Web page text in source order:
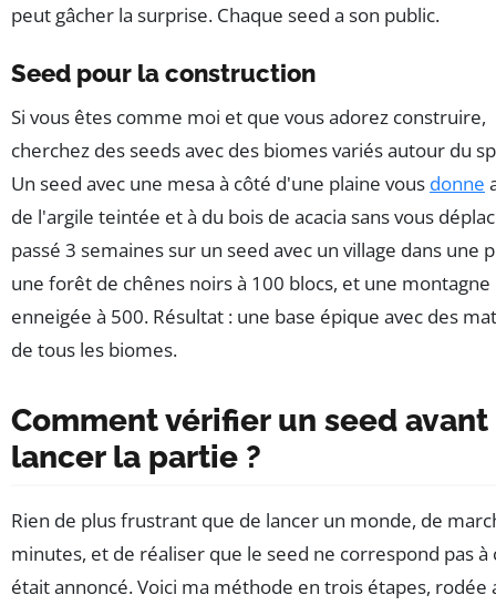
peut gâcher la surprise. Chaque seed a son public.
Seed pour la construction
Si vous êtes comme moi et que vous adorez construire,
cherchez des seeds avec des biomes variés autour du
Un seed avec une mesa à côté d'une plaine vous donne
de l'argile teintée et à du bois de acacia sans vous
passé 3 semaines sur un seed avec un village dans une
une forêt de chênes noirs à 100 blocs, et une montagne
enneigée à 500. Résultat : une base épique avec des
de tous les biomes.
Comment vérifier un seed avant
lancer la partie ?
Rien de plus frustrant que de lancer un monde, de
minutes, et de réaliser que le seed ne correspond pas à
était annoncé. Voici ma méthode en trois étapes, rodée